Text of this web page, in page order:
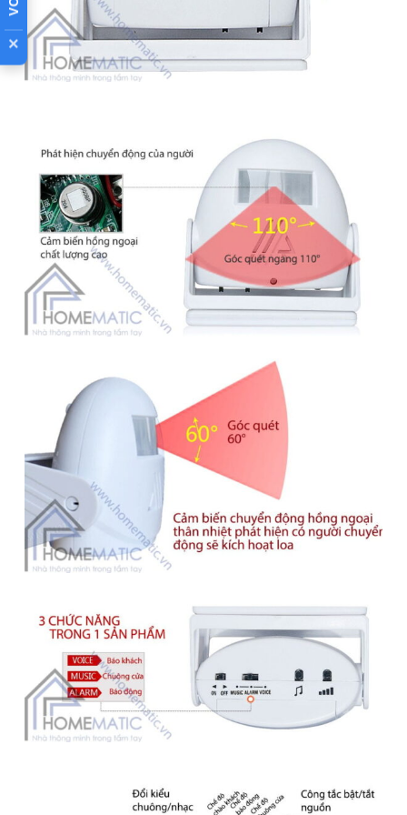
trong vùng quét
Chuông báo kháchthông minh ứng dụng công nghệ cảm
bạn không cần phải tác động gì vào thiết bị.Chuông báo
khách hồng ngoại LK-5301 có 3 chế độ sử dụng ứng dụng
phong phú như chào mừng khách đến, làm chuông cửa tự
động hay làm chuông báo động chống trộm.
👉 XEM TÍNH NĂNG CÔNG DỤNG
ĐÁNH GIÁ SẢN PHẨM NÀY
Nếu đã mua sản phẩm này tại Homematic, hãy đánh giá
ngay để giúp hàng người chọn mua hàng tốt nhất bạn
nhé!
Rất tệ Tạm ổn Tốt Rất tốt
Chuyển Động LK-5301
Giá bán:
190.000₫ 210.000₫ ℹ️
(Đã bao gồm adapter)
ĐẶT HÀNG NGAY
×